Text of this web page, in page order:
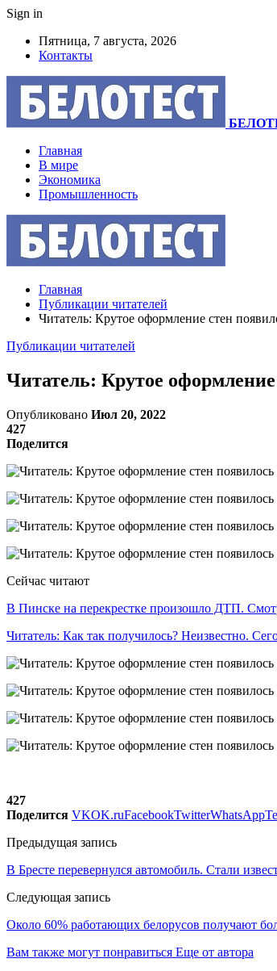
Sign in
Пятница, 7 августа, 2026
Контакты
Главная
В мире
Экономика
Промышленность
Главная
Публикации читателей
Читатель: Крутое оформление стен
Публикации читателей
Читатель: Крутое
Опубликовано Июл 20, 2022
427
Поделится
Сейчас читают
В Пинске на перекрестке произошло ДТП.
Читатель: Как так получилось? Неизвестно.
427
Поделится VKOK.ruFacebookTwitterWhatsApp
Предыдущая запись
В Бресте перевернулся автомобиль. Стали
Следующая запись
Около 60% работающих белорусов получают
Вам также могут понравиться Еще от автора